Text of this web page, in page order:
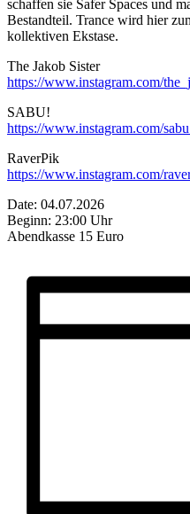
schaffen sie Safer Spaces und
Bestandteil. Trance wird hier
kollektiven Ekstase.
The Jakob Sister
https://www.instagram.com/
SABU!
https://www.instagram.com/
RaverPik
https://www.instagram.com/
Date: 04.07.2026
Beginn: 23:00 Uhr
Abendkasse 15 Euro